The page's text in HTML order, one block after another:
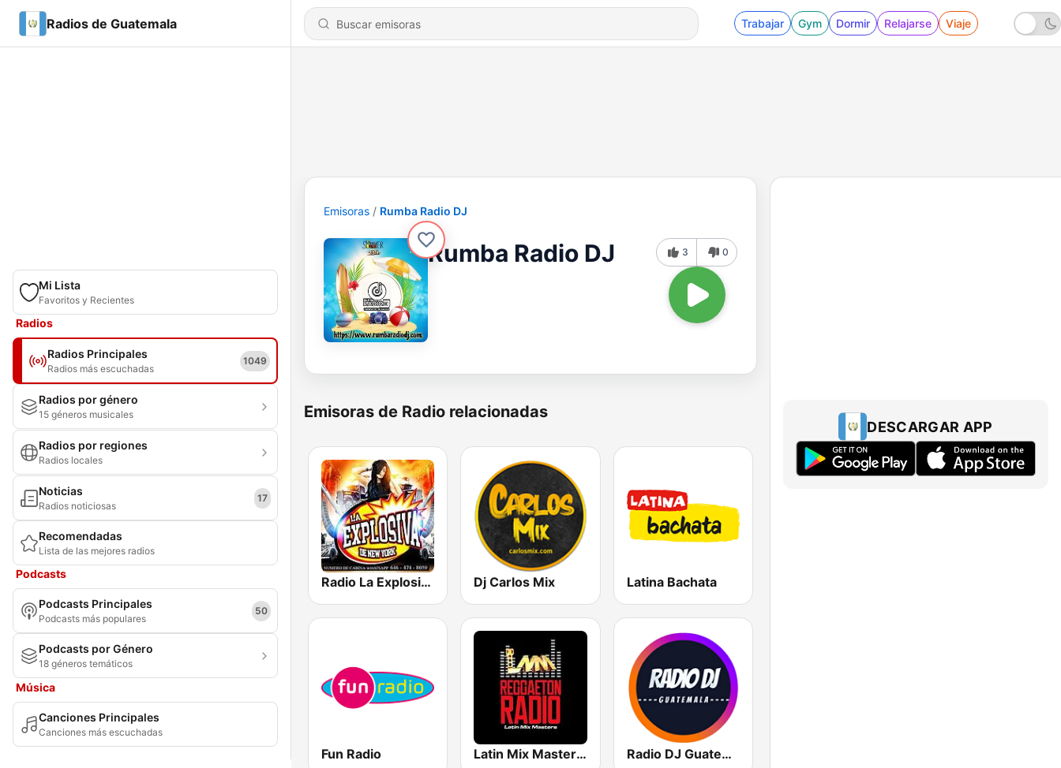
Radios de Guatemala Trabajar Gym Dormir Relajarse Viaje
Mi Lista
Favoritos y Recientes
Radios
Radios Principales
Radios más escuchadas
1049
Radios por género
15 géneros musicales
Radios por regiones
Radios locales
Noticias
Radios noticiosas
17
Recomendadas
Lista de las mejores radios
Podcasts
Podcasts Principales
Podcasts más populares
50
Podcasts por Género
18 géneros temáticos
Música
Canciones Principales
Canciones más escuchadas
Emisoras Rumba Radio DJ
Rumba Radio DJ 3 0
Emisoras de Radio relacionadas
Radio La Explosiva de New York Dj Carlos Mix Latina Bachata
Fun Radio Latin Mix Masters Reggaeton Radio Radio DJ Guatemala
DESCARGAR APP